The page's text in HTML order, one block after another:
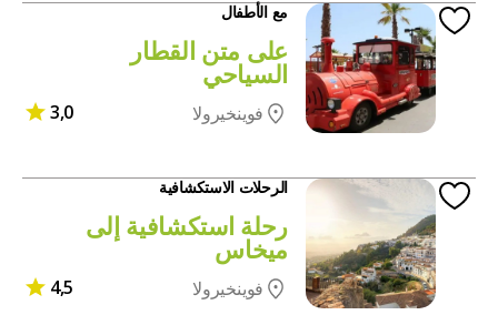
مع الأطفال
على متن القطار
السياحي
فوينخيرولا 3,0
الرحلات الاستكشافية
رحلة استكشافية إلى
ميخاس
فوينخيرولا 4,5